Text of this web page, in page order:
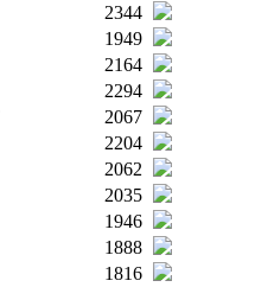
2344
1949
2164
2294
2067
2204
2062
2035
1946
1888
1816